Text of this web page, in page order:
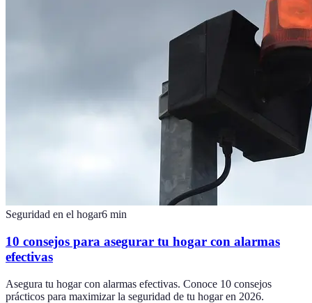
Seguridad en el hogar6 min
10 consejos para asegurar tu hogar con alarmas
efectivas
Asegura tu hogar con alarmas efectivas. Conoce 10 consejos
prácticos para maximizar la seguridad de tu hogar en 2026.